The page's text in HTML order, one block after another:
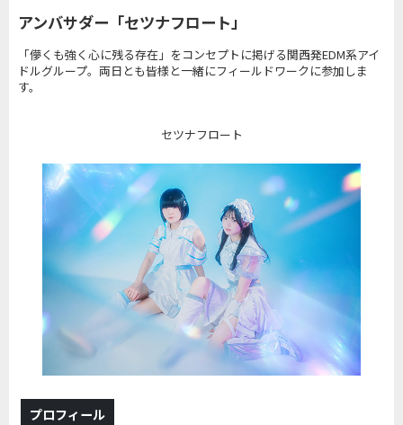
アンバサダー「セツナフロート」
「儚くも強く心に残る存在」をコンセプトに掲げる関西発EDM系アイ
ドルグループ。両日とも皆様と一緒にフィールドワークに参加しま
す。
セツナフロート
プロフィール